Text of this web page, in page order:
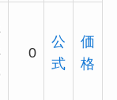
0
公
式
価
格